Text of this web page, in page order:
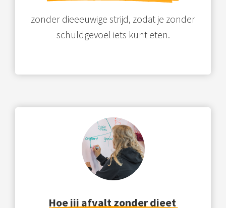
zonder dieeeuwige strijd, zodat je zonder
schuldgevoel iets kunt eten.
Hoe jij afvalt zonder dieet